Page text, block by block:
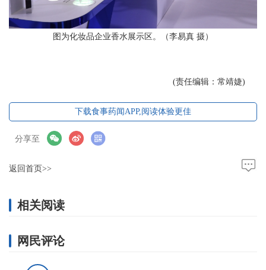
图为化妆品企业香水展示区。（李易真 摄）
(责任编辑：常靖婕)
下载食事药闻APP,阅读体验更佳
分享至
返回首页>>
相关阅读
网民评论